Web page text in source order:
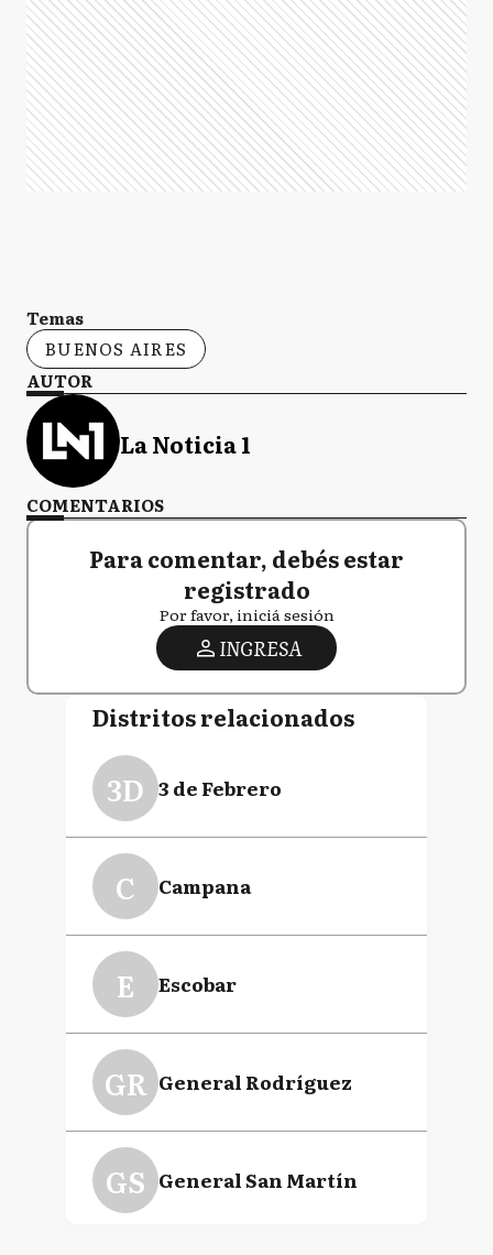
Temas
BUENOS AIRES
AUTOR
La Noticia 1
COMENTARIOS
Para comentar, debés estar
registrado
Por favor, iniciá sesión
INGRESA
Distritos relacionados
3D 3 de Febrero
C Campana
E Escobar
GR General Rodríguez
GS General San Martín